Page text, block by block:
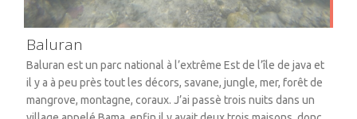
Baluran
Baluran est un parc national à l’extrême Est de l’île de java et
il y a à peu près tout les décors, savane, jungle, mer, forêt de
mangrove, montagne, coraux. J’ai passè trois nuits dans un